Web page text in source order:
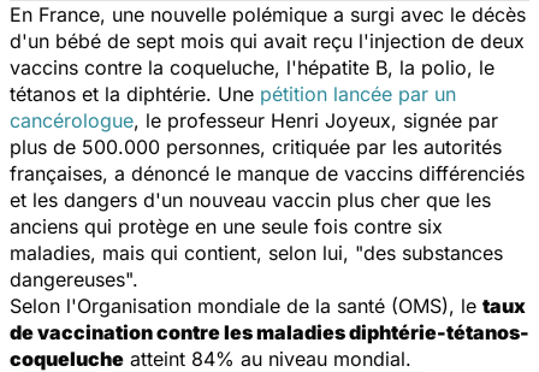
En France, une nouvelle polémique a surgi avec le décès
d'un bébé de sept mois qui avait reçu l'injection de deux
vaccins contre la coqueluche, l'hépatite B, la polio, le
tétanos et la diphtérie. Une pétition lancée par un
cancérologue, le professeur Henri Joyeux, signée par
plus de 500.000 personnes, critiquée par les autorités
françaises, a dénoncé le manque de vaccins différenciés
et les dangers d'un nouveau vaccin plus cher que les
anciens qui protège en une seule fois contre six
maladies, mais qui contient, selon lui, "des substances
dangereuses".
Selon l'Organisation mondiale de la santé (OMS), le taux
de vaccination contre les maladies diphtérie-tétanos-
coqueluche atteint 84% au niveau mondial.